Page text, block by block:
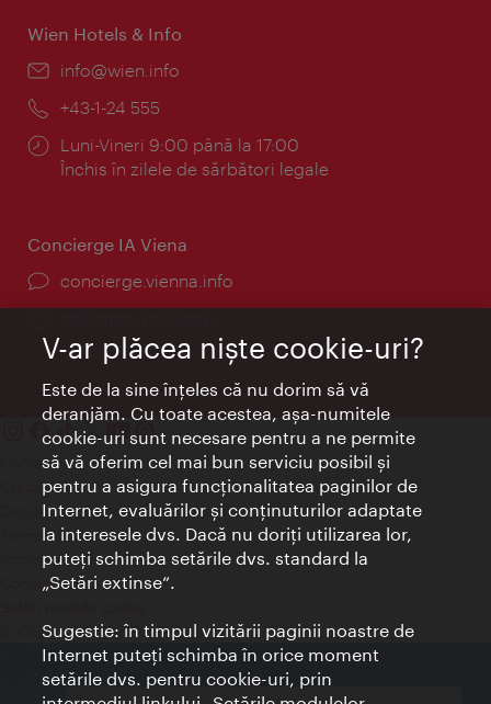
Wien Hotels & Info
E-
info@wien.info
Telefon:
+43-1-24 555
Program:
Luni-Vineri 9:00 până la 17:00
Închis în zilele de sărbători legale
Concierge IA Viena
concierge.vienna.info
Contact
Credits
Declaraţie privind protecţia datelor
Terms of Use
Accesibilitate
Contact presa
© Copyright Wien Tourismus
V-ar plăcea nişte cookie-uri?
Este de la sine înţeles că nu dorim să vă
deranjăm. Cu toate acestea, aşa-numitele
cookie-uri sunt necesare pentru a ne permite
să vă oferim cel mai bun serviciu posibil şi
pentru a asigura funcţionalitatea paginilor de
Internet, evaluărilor şi conţinuturilor adaptate
la interesele dvs. Dacă nu doriţi utilizarea lor,
puteţi schimba setările dvs. standard la
„Setări extinse“.
Sugestie: în timpul vizitării paginii noastre de
Internet puteţi schimba în orice moment
setările dvs. pentru cookie-uri, prin